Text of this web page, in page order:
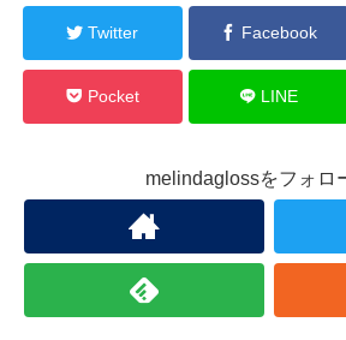
Twitter Facebook
Pocket LINE
melindaglossをフォロ